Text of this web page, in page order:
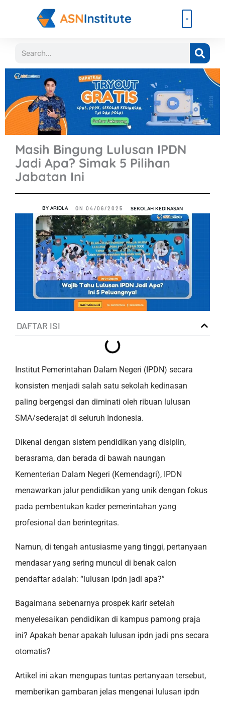
Search
Masih Bingung Lulusan IPDN
Jadi Apa? Simak 5 Pilihan
Jabatan Ini
BY ARIDLA ON 04/06/2025 SEKOLAH KEDINASAN
DAFTAR ISI
Institut Pemerintahan Dalam Negeri (IPDN) secara
konsisten menjadi salah satu sekolah kedinasan
paling bergengsi dan diminati oleh ribuan lulusan
SMA/sederajat di seluruh Indonesia.
Dikenal dengan sistem pendidikan yang disiplin,
berasrama, dan berada di bawah naungan
Kementerian Dalam Negeri (Kemendagri), IPDN
menawarkan jalur pendidikan yang unik dengan fokus
pada pembentukan kader pemerintahan yang
profesional dan berintegritas.
Namun, di tengah antusiasme yang tinggi, pertanyaan
mendasar yang sering muncul di benak calon
pendaftar adalah: “lulusan ipdn jadi apa?”
Bagaimana sebenarnya prospek karir setelah
menyelesaikan pendidikan di kampus pamong praja
ini? Apakah benar apakah lulusan ipdn jadi pns secara
otomatis?
Artikel ini akan mengupas tuntas pertanyaan tersebut,
memberikan gambaran jelas mengenai lulusan ipdn